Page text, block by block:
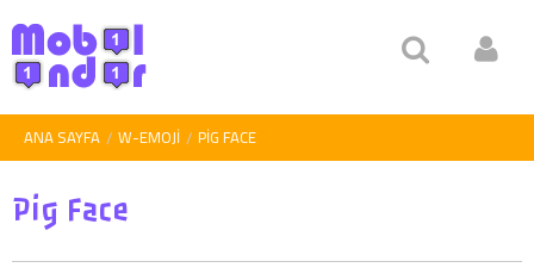
ANA SAYFA W-EMOJI PIG FACE
Pig Face